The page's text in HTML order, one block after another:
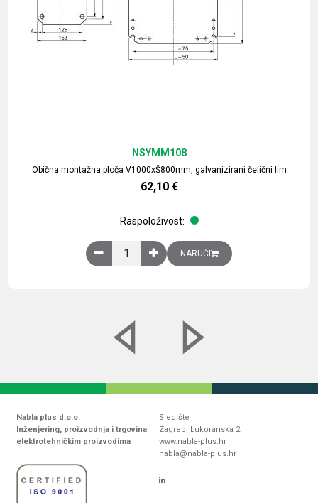
Obična montažna ploča V1000xŠ800mm, galvanizirani čelični lim
NSYMM108
62,10 €
Raspoloživost:
Obična montažna ploča V1000xŠ800mm,
NARUČI
Nabla plus d.o.o.
Inženjering, proizvodnja i trgovina
elektrotehničkim proizvodima
Sjedište
Zagreb, Lukoranska 2
www.nabla-plus.hr
nabla@nabla-plus.hr